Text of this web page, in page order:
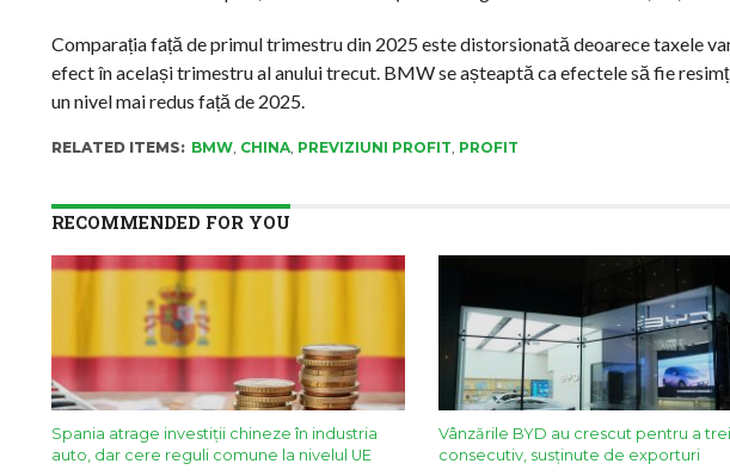
Comparația față de primul trimestru din 2025 este distorsionată deoarece taxele
efect în același trimestru al anului trecut. BMW se așteaptă ca efectele să fie
un nivel mai redus față de 2025.
RELATED ITEMS: BMW, CHINA, PREVIZIUNI PROFIT PROFIT
RECOMMENDED FOR YOU
Spania atrage investiţii chineze în industria
auto, dar cere reguli comune la nivelul UE
Vânzările BYD au crescut pentru a
consecutiv, susţinute de exporturi